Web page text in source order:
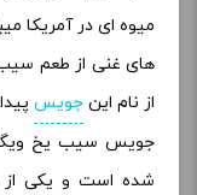
میوه ای در آمریکا
های غنی از طعم سیب
از نام این جویس
جویس سیب یخ
شده است و یکی از